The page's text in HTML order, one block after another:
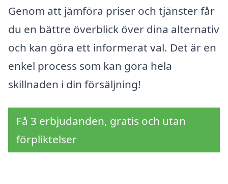
Genom att jämföra priser och tjänster får
du en bättre överblick över dina alternativ
och kan göra ett informerat val. Det är en
enkel process som kan göra hela
skillnaden i din försäljning!
Få 3 erbjudanden, gratis och utan
förpliktelser